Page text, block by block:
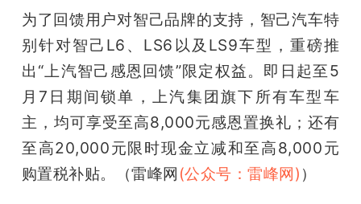
为了回馈用户对智己品牌的支持，智己汽车特
别针对智己L6、LS6以及LS9车型，重磅推
出“上汽智己感恩回馈”限定权益。即日起至5
月7日期间锁单，上汽集团旗下所有车型车
主，均可享受至高8,000元感恩置换礼；还有
至高20,000元限时现金立减和至高8,000元
购置税补贴。（雷峰网 (公众号：雷峰网) ）